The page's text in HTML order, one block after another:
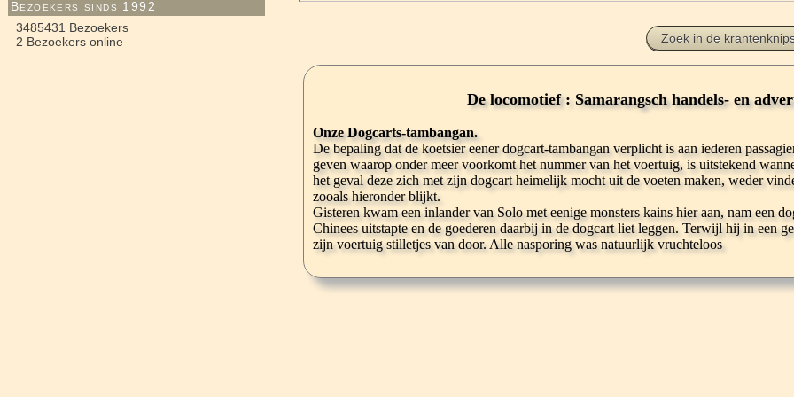
Bezoekers sinds 1992
3485431 Bezoekers
2 Bezoekers online
Zoek in de